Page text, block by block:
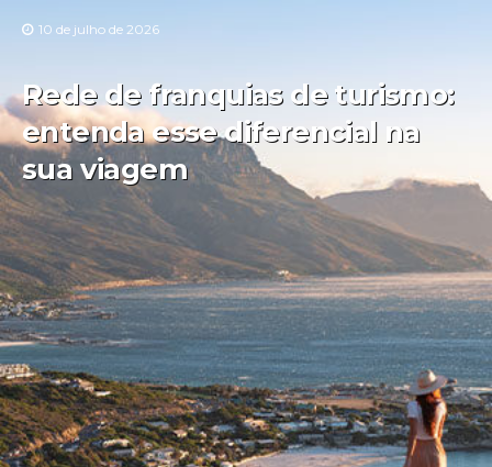
10 de julho de 2026
Rede de franquias de turismo:
entenda esse diferencial na
sua viagem